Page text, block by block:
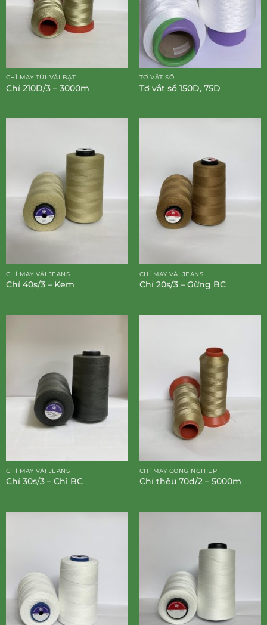
CHỈ MAY TÚI-VẢI BẠT
Chỉ 210D/3 – 3000m
TƠ VẮT SỔ
Tơ vắt sổ 150D, 75D
CHỈ MAY VẢI JEANS
Chỉ 40s/3 – Kem
CHỈ MAY VẢI JEANS
Chỉ 20s/3 – Gừng BC
CHỈ MAY VẢI JEANS
Chỉ 30s/3 – Chì BC
CHỈ MAY CÔNG NGHIỆP
Chỉ thêu 70d/2 – 5000m